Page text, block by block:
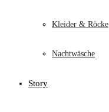
Kleider & Röcke
Nachtwäsche
Story